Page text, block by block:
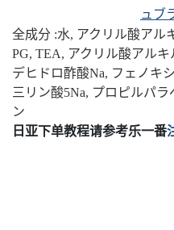
ュブ
全成分 :水, アクリル酸アル
PG, TEA, アクリル酸アル
デヒドロ酢酸Na, フェノキ
三リン酸5Na, プロピルパラ
ン
日亚下单教程请参考乐一番